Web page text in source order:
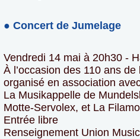
● Concert de Jumelage
Vendredi 14 mai à 20h30 -
À l’occasion des 110 ans
organisé en association
La Musikappelle de
Motte-Servolex, et La
Entrée libre
Renseignement Union